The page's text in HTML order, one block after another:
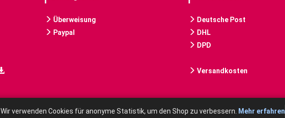
Überweisung
Paypal
Deutsche Post
DHL
DPD
Versandkosten
Wir verwenden Cookies für anonyme Statistik, um den Shop zu verbessern. Mehr erfahren